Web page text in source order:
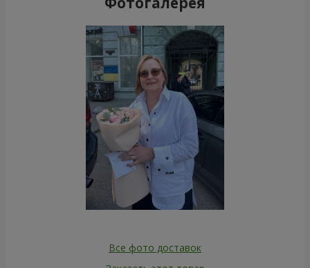
Все фото доставок